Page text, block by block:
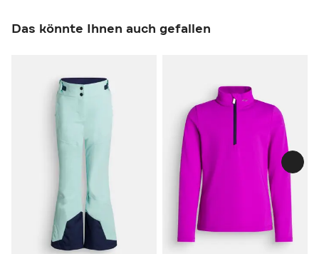
Das könnte Ihnen auch gefallen